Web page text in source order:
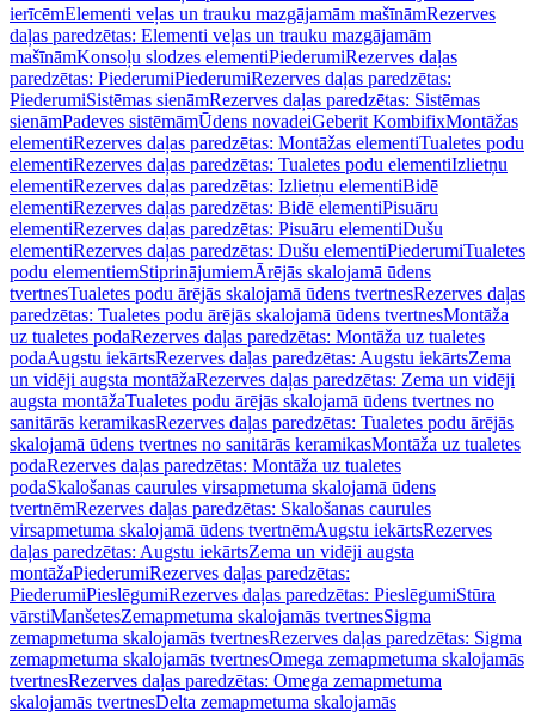
ierīcēmElementi veļas un trauku mazgājamām mašīnāmRezerves
daļas paredzētas: Elementi veļas un trauku mazgājamām
mašīnāmKonsoļu slodzes elementiPiederumiRezerves daļas
paredzētas: PiederumiPiederumiRezerves daļas paredzētas:
PiederumiSistēmas sienāmRezerves daļas paredzētas: Sistēmas
sienāmPadeves sistēmāmŪdens novadeiGeberit KombifixMontāžas
elementiRezerves daļas paredzētas: Montāžas elementiTualetes podu
elementiRezerves daļas paredzētas: Tualetes podu elementiIzlietņu
elementiRezerves daļas paredzētas: Izlietņu elementiBidē
elementiRezerves daļas paredzētas: Bidē elementiPisuāru
elementiRezerves daļas paredzētas: Pisuāru elementiDušu
elementiRezerves daļas paredzētas: Dušu elementiPiederumiTualetes
podu elementiemStiprinājumiemĀrējās skalojamā ūdens
tvertnesTualetes podu ārējās skalojamā ūdens tvertnesRezerves daļas
paredzētas: Tualetes podu ārējās skalojamā ūdens tvertnesMontāža
uz tualetes podaRezerves daļas paredzētas: Montāža uz tualetes
podaAugstu iekārtsRezerves daļas paredzētas: Augstu iekārtsZema
un vidēji augsta montāžaRezerves daļas paredzētas: Zema un vidēji
augsta montāžaTualetes podu ārējās skalojamā ūdens tvertnes no
sanitārās keramikasRezerves daļas paredzētas: Tualetes podu ārējās
skalojamā ūdens tvertnes no sanitārās keramikasMontāža uz tualetes
podaRezerves daļas paredzētas: Montāža uz tualetes
podaSkalošanas caurules virsapmetuma skalojamā ūdens
tvertnēmRezerves daļas paredzētas: Skalošanas caurules
virsapmetuma skalojamā ūdens tvertnēmAugstu iekārtsRezerves
daļas paredzētas: Augstu iekārtsZema un vidēji augsta
montāžaPiederumiRezerves daļas paredzētas:
PiederumiPieslēgumiRezerves daļas paredzētas: PieslēgumiStūra
vārstiManšetesZemapmetuma skalojamās tvertnesSigma
zemapmetuma skalojamās tvertnesRezerves daļas paredzētas: Sigma
zemapmetuma skalojamās tvertnesOmega zemapmetuma skalojamās
tvertnesRezerves daļas paredzētas: Omega zemapmetuma
skalojamās tvertnesDelta zemapmetuma skalojamās